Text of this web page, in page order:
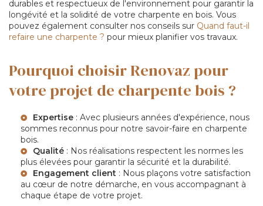
durables et respectueux de l'environnement pour garantir la
longévité et la solidité de votre charpente en bois. Vous
pouvez également consulter nos conseils sur Quand faut-il
refaire une charpente ? pour mieux planifier vos travaux.
Pourquoi choisir Renovaz pour
votre projet de charpente bois ?
Expertise : Avec plusieurs années d'expérience, nous
sommes reconnus pour notre savoir-faire en charpente
bois.
Qualité : Nos réalisations respectent les normes les
plus élevées pour garantir la sécurité et la durabilité.
Engagement client : Nous plaçons votre satisfaction
au cœur de notre démarche, en vous accompagnant à
chaque étape de votre projet.